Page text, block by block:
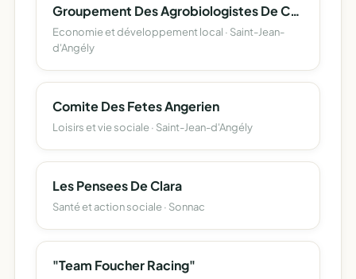
Groupement Des Agrobiologistes De Charente-Maritime
Economie et développement local · Saint-Jean-
d'Angély
Comite Des Fetes Angerien
Loisirs et vie sociale · Saint-Jean-d'Angély
Les Pensees De Clara
Santé et action sociale · Sonnac
"Team Foucher Racing"